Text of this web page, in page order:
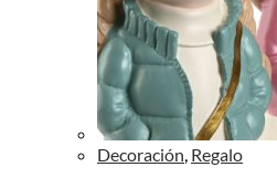
Decoración Regalo